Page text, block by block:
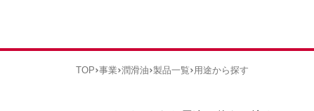
TOP 事業 潤滑油 製品一覧 用途から探す